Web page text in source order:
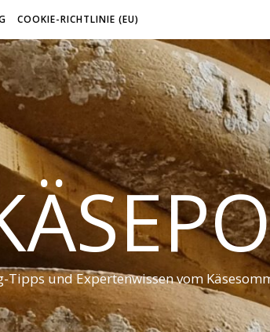
COOKIE-RICHTLINIE (EU)
und Expertenwissen vom